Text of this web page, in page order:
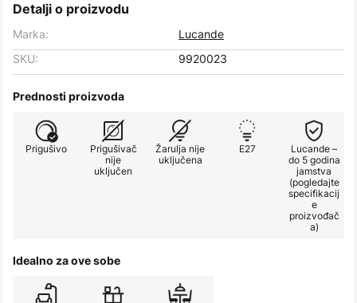
Detalji o proizvodu
Marka:
Lucande
SKU:
9920023
Prednosti proizvoda
Prigušivo
Prigušivač
nije
uključen
Žarulja nije
uključena
E27
Lucande –
do 5 godina
jamstva
(pogledajte
specifikacij
e
proizvođač
a)
Idealno za ove sobe